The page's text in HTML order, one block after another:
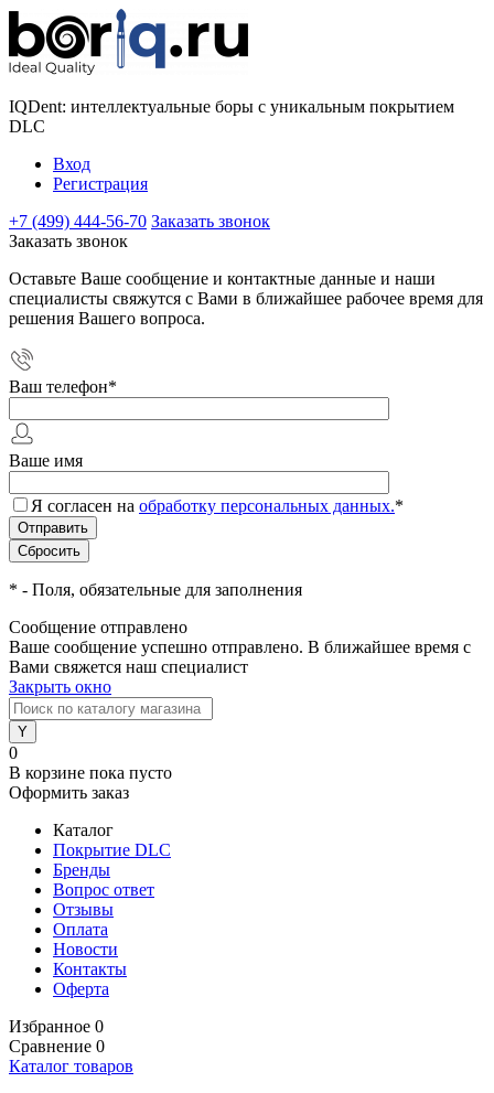
IQDent: интеллектуальные боры с уникальным покрытием
DLC
Вход
Регистрация
+7 (499) 444-56-70 Заказать звонок
Заказать звонок
Оставьте Ваше сообщение и контактные данные и наши
специалисты свяжутся с Вами в ближайшее рабочее время для
решения Вашего вопроса.
Ваш телефон*
Ваше имя
Я согласен на обработку персональных данных.*
* - Поля, обязательные для заполнения
Сообщение отправлено
Ваше сообщение успешно отправлено. В ближайшее время с
Вами свяжется наш специалист
Закрыть окно
0
В корзине пока пусто
Оформить заказ
Каталог
Покрытие DLC
Бренды
Вопрос ответ
Отзывы
Оплата
Новости
Контакты
Оферта
Избранное 0
Сравнение 0
Каталог товаров